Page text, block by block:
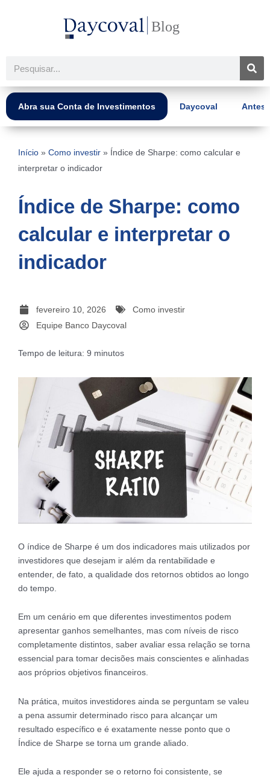
Pesquisar
Abra sua Conta de Investimentos Daycoval Antes
Início » Como investir » Índice de Sharpe: como calcular e
interpretar o indicador
Índice de Sharpe: como
calcular e interpretar o
indicador
fevereiro 10, 2026
Como investir
Equipe Banco Daycoval
Tempo de leitura: 9 minutos
O índice de Sharpe é um dos indicadores mais utilizados por
investidores que desejam ir além da rentabilidade e
entender, de fato, a qualidade dos retornos obtidos ao longo
do tempo.
Em um cenário em que diferentes investimentos podem
apresentar ganhos semelhantes, mas com níveis de risco
completamente distintos, saber avaliar essa relação se torna
essencial para tomar decisões mais conscientes e alinhadas
aos próprios objetivos financeiros.
Na prática, muitos investidores ainda se perguntam se valeu
a pena assumir determinado risco para alcançar um
resultado específico e é exatamente nesse ponto que o
Índice de Sharpe se torna um grande aliado.
Ele ajuda a responder se o retorno foi consistente, se